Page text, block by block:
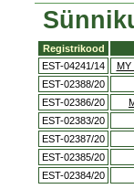
Registrikood
EST-04241/14
MY
EST-02388/20
EST-02386/20
EST-02383/20
EST-02387/20
EST-02385/20
EST-02384/20